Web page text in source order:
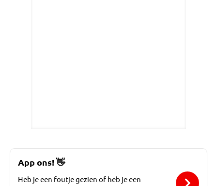
App ons!👋
Heb je een foutje gezien of heb je een